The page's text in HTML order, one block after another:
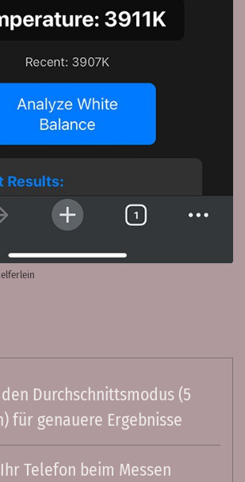
Durchschnittsmodus (5
für genauere Ergebnisse
Telefon beim Messen